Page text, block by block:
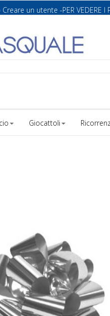
Creare un utente -PER VEDERE I
Giocattoli